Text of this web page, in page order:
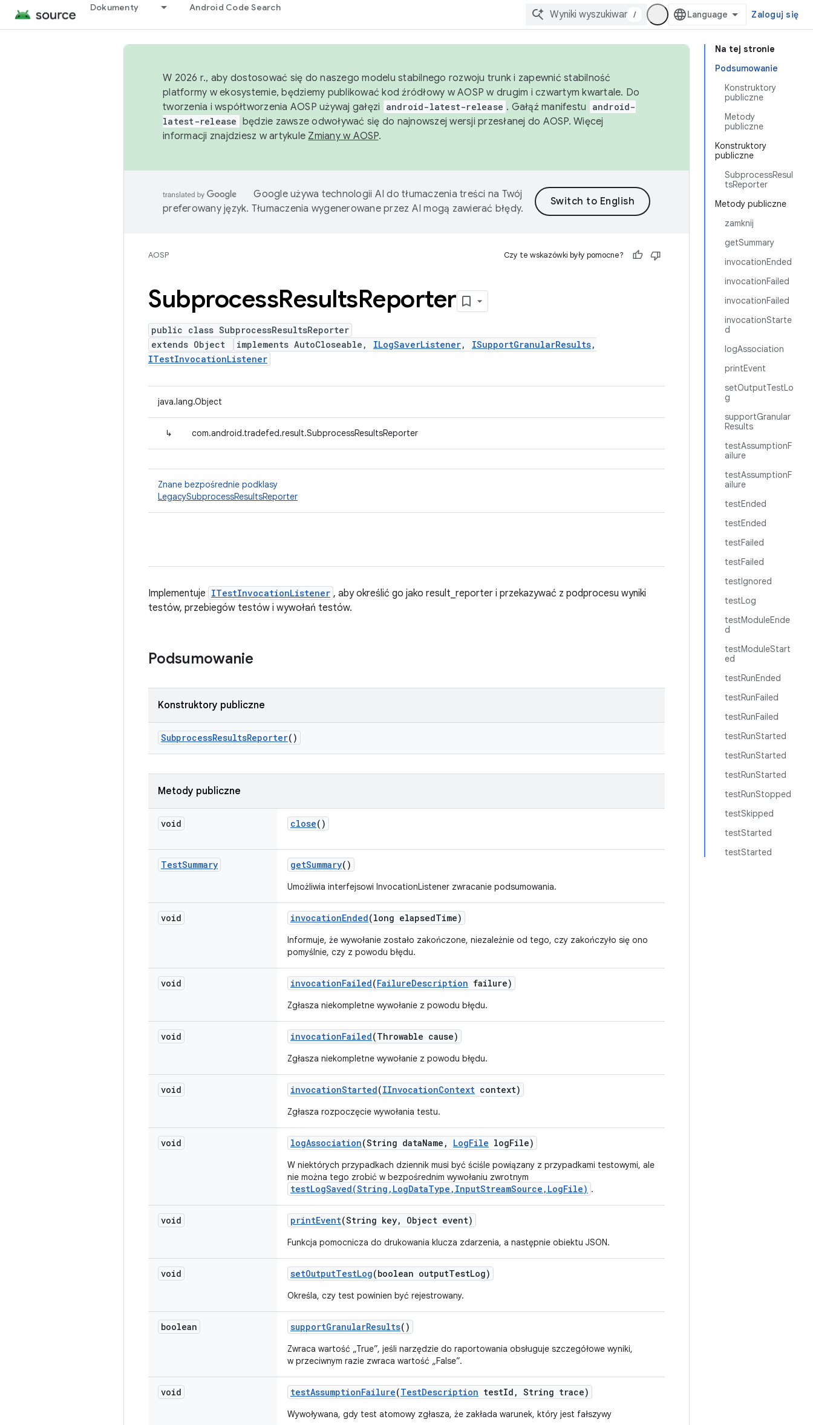
Dokumenty Android Code Search
/ Zaloguj się
Na tej stronie
Podsumowanie
Konstruktory
publiczne
Metody
publiczne
Konstruktory
publiczne
SubprocessResul
tsReporter
Metody publiczne
zamknij
getSummary
invocationEnded
invocationFailed
invocationFailed
invocationStarte
d
logAssociation
printEvent
setOutputTestLo
g
supportGranular
Results
testAssumptionF
ailure
testAssumptionF
ailure
testEnded
testEnded
testFailed
testFailed
testIgnored
testLog
testModuleEnde
d
testModuleStart
ed
testRunEnded
testRunFailed
testRunFailed
testRunStarted
testRunStarted
testRunStarted
testRunStopped
testSkipped
testStarted
testStarted
W 2026 r., aby dostosować się do naszego modelu stabilnego rozwoju trunk i zapewnić stabilność
platformy w ekosystemie, będziemy publikować kod źródłowy w AOSP w drugim i czwartym kwartale. Do
tworzenia i współtworzenia AOSP używaj gałęzi
android-latest-release . Gałąź manifestu
android-
latest-release będzie zawsze odwoływać się do najnowszej wersji przesłanej do AOSP. Więcej
informacji znajdziesz w artykule Zmiany w AOSP.
Google używa technologii AI do tłumaczenia treści na Twój
preferowany język. Tłumaczenia wygenerowane przez AI mogą zawierać błędy.
AOSP Czy te wskazówki były pomocne?
SubprocessResultsReporter
public class SubprocessResultsReporter
extends Object
implements AutoCloseable, ILogSaverListener, ISupportGranularResults,
ITestInvocationListener
java.lang.Object
↳ com.android.tradefed.result.SubprocessResultsReporter
Znane bezpośrednie podklasy
LegacySubprocessResultsReporter
Implementuje ITestInvocationListener , aby określić go jako result_reporter i przekazywać z podprocesu wyniki
testów, przebiegów testów i wywołań testów.
Podsumowanie
Konstruktory publiczne
SubprocessResultsReporter()
Metody publiczne
void close()
TestSummary getSummary()
Umożliwia interfejsowi InvocationListener zwracanie podsumowania.
void invocationEnded(long elapsedTime)
Informuje, że wywołanie zostało zakończone, niezależnie od tego, czy zakończyło się ono
pomyślnie, czy z powodu błędu.
void invocationFailed(FailureDescription failure)
Zgłasza niekompletne wywołanie z powodu błędu.
void invocationFailed(Throwable cause)
Zgłasza niekompletne wywołanie z powodu błędu.
void invocationStarted(IInvocationContext context)
Zgłasza rozpoczęcie wywołania testu.
void logAssociation(String dataName , LogFile logFile)
W niektórych przypadkach dziennik musi być ściśle powiązany z przypadkami testowymi, ale
nie można tego zrobić w bezpośrednim wywołaniu zwrotnym
testLogSaved(String,LogDataType,InputStreamSource,LogFile) .
void printEvent(String key, Object event)
Funkcja pomocnicza do drukowania klucza zdarzenia, a następnie obiektu JSON.
void setOutputTestLog(boolean outputTestLog)
Określa, czy test powinien być rejestrowany.
boolean supportGranularResults()
Zwraca wartość „True”, jeśli narzędzie do raportowania obsługuje szczegółowe wyniki,
w przeciwnym razie zwraca wartość „False”.
void testAssumptionFailure(TestDescription testId , String trace)
Wywoływana, gdy test atomowy zgłasza, że zakłada warunek, który jest fałszywy